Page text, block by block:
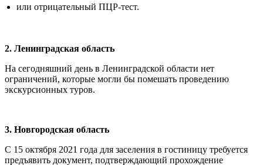
или отрицательный ПЦР-тест.
2. Ленинградская область
На сегодняшний день в Ленинградской области нет
ограничений, которые могли бы помешать проведению
экскурсионных туров.
3. Новгородская область
С 15 октября 2021 года для заселения в гостиницу требуется
предъявить документ, подтверждающий прохождение